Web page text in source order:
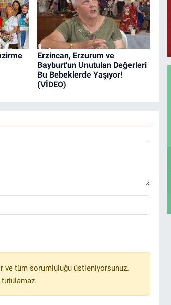
Erzincan, Erzurum ve
Bayburt'un Unutulan Değerleri
Bu Bebeklerde Yaşıyor!
(VİDEO)
ve tüm sorumluluğu üstleniyorsunuz.